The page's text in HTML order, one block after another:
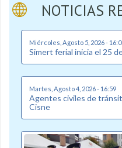
NOTICIAS
Miércoles, Agosto 5, 2026 -
Simert ferial inicia el 25
Martes, Agosto 4, 2026 - 16:59
Agentes civiles de
Cisne